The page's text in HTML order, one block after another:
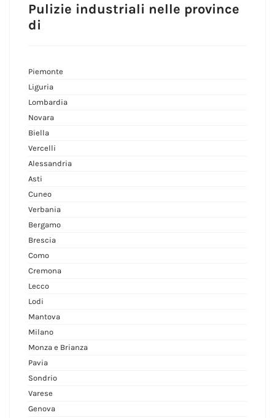
Pulizie industriali nelle province
di
Piemonte
Liguria
Lombardia
Novara
Biella
Vercelli
Alessandria
Asti
Cuneo
Verbania
Bergamo
Brescia
Como
Cremona
Lecco
Lodi
Mantova
Milano
Monza e Brianza
Pavia
Sondrio
Varese
Genova